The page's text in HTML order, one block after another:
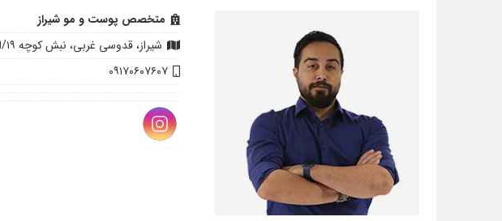
متخصص پوست و مو شیراز
شیراز، قدوسی غربی، نبش کوچه ۱۹/الف، ساختمان سمت چپ، طبقه ۱ واحد ۳
۰۹۱۷۰۶۰۷۶۰۷